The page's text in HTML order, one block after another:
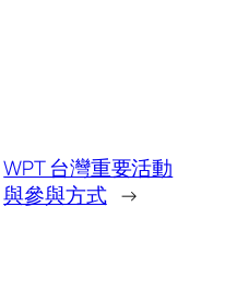
WPT 台灣重要活動
與參與方式 →